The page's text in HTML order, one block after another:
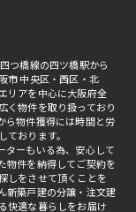
つ橋線の四ツ橋駅から
市 中央区・西区・北
リアを中心に大阪府全
く物件を取り扱っており
ら物件獲得には時間と労
おります。
ターもいる為、安心して
物件を納得してご契約を
しをさせて頂くことを
新築戸建の分譲・注文建
快適な暮らしをお届け